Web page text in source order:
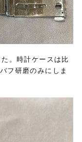
。時計ケースは比
フ研磨のみにしま